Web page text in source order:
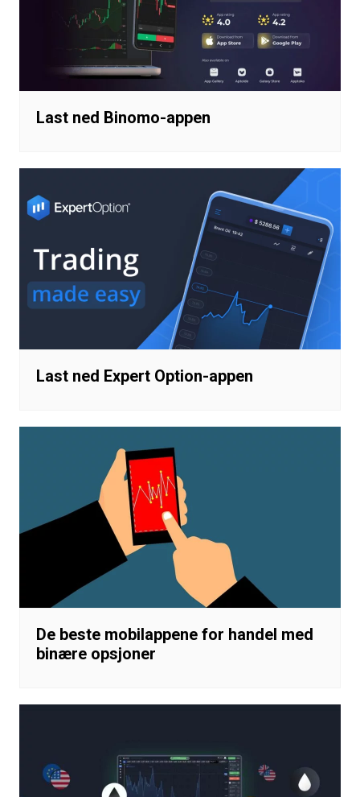
Last ned Binomo-appen
Last ned Expert Option-appen
De beste mobilappene for handel med
binære opsjoner